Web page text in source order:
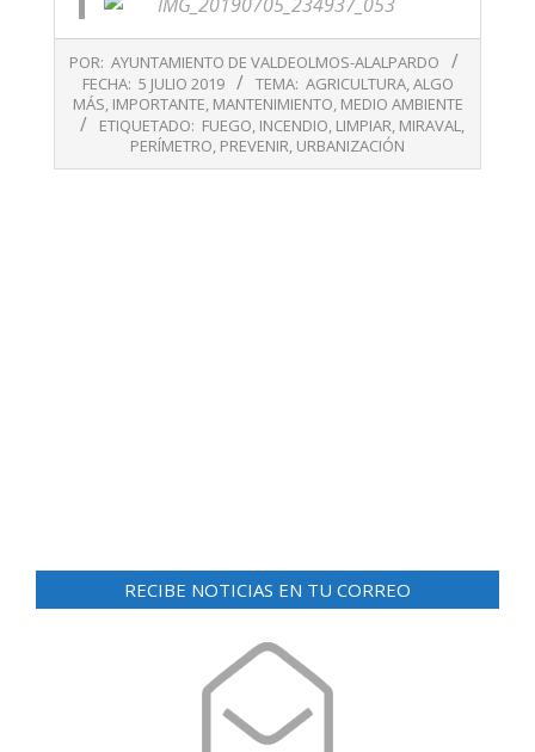
07-
05
POR: AYUNTAMIENTO DE VALDEOLMOS-ALALPARDO
FECHA: 5 JULIO 2019 TEMA: AGRICULTURA,ALGO
MÁS, IMPORTANTE, MANTENIMIENTO, MEDIO AMBIENTE
ETIQUETADO: FUEGO, INCENDIO, LIMPIAR, MIRAVAL,
PERÍMETRO, PREVENIR, URBANIZACIÓN
RECIBE NOTICIAS EN TU CORREO